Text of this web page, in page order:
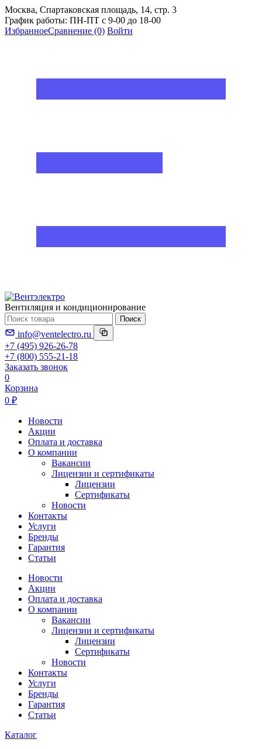
Москва, Спартаковская площадь, 14, стр. 3
График работы: ПН-ПТ с 9-00 до 18-00
ИзбранноеСравнение (0) Войти
Вентиляция и кондиционирование
Поиск
info@ventelectro.ru
+7 (495) 926-26-78
+7 (800) 555-21-18
Заказать звонок
0
Корзина
0 ₽
Новости
Акции
Оплата и доставка
О компании
Вакансии
Лицензии и сертификаты
Лицензии
Сертификаты
Новости
Контакты
Услуги
Бренды
Гарантия
Статьи
Новости
Акции
Оплата и доставка
О компании
Вакансии
Лицензии и сертификаты
Лицензии
Сертификаты
Новости
Контакты
Услуги
Бренды
Гарантия
Статьи
Каталог